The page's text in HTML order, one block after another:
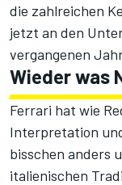
die zahlreichen
jetzt an den
vergangenen
Wieder was
Ferrari hat wie
Interpretation
bisschen anders
italienischen